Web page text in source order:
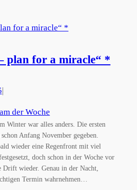
plan for a miracle“ *
der Woche
Winter war alles anders. Die ersten
Anfang November gegeben.
wieder eine Regenfront mit viel
doch schon in der Woche vor
Drift wieder. Genau in der Nacht,
Termin wahrnehmen…